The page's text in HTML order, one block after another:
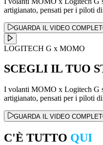
artigianato, pensati per i piloti
GUARDA IL VIDEO
LOGITECH G x MOMO
SCEGLI IL TUO
I volanti MOMO x Logitech G
artigianato, pensati per i piloti
GUARDA IL VIDEO
C'È TUTTO QUI